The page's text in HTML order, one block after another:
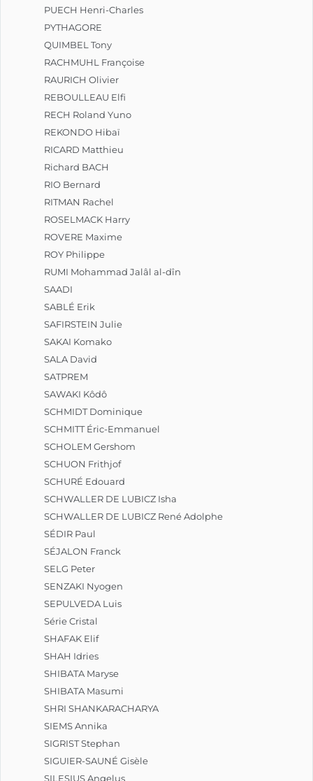
PUECH Henri-Charles
PYTHAGORE
QUIMBEL Tony
RACHMUHL Françoise
RAURICH Olivier
REBOULLEAU Elfi
RECH Roland Yuno
REKONDO Hibaï
RICARD Matthieu
Richard BACH
RIO Bernard
RITMAN Rachel
ROSELMACK Harry
ROVERE Maxime
ROY Philippe
RUMI Mohammad Jalâl al-dîn
SAADI
SABLÉ Erik
SAFIRSTEIN Julie
SAKAI Komako
SALA David
SATPREM
SAWAKI Kôdô
SCHMIDT Dominique
SCHMITT Éric-Emmanuel
SCHOLEM Gershom
SCHUON Frithjof
SCHURÉ Edouard
SCHWALLER DE LUBICZ Isha
SCHWALLER DE LUBICZ René Adolphe
SÉDIR Paul
SÉJALON Franck
SELG Peter
SENZAKI Nyogen
SEPULVEDA Luis
Série Cristal
SHAFAK Elif
SHAH Idries
SHIBATA Maryse
SHIBATA Masumi
SHRI SHANKARACHARYA
SIEMS Annika
SIGRIST Stephan
SIGUIER-SAUNÉ Gisèle
SILESIUS Angelus